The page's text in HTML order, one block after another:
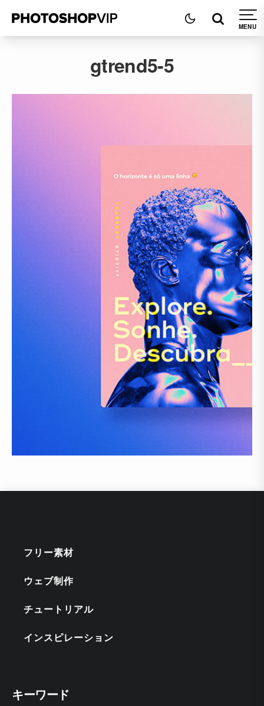
gtrend5-5
フリー素材
ウェブ制作
チュートリアル
インスピレーション
キーワード